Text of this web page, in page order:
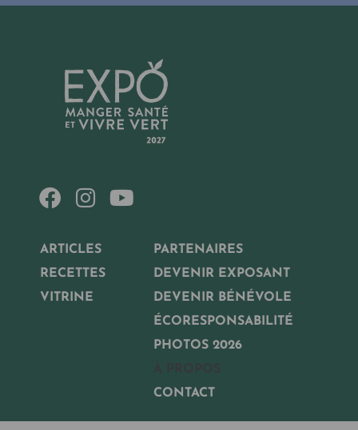
ARTICLES
RECETTES
VITRINE
PARTENAIRES
DEVENIR EXPOSANT
DEVENIR BÉNÉVOLE
ÉCORESPONSABILITÉ
PHOTOS 2026
CONTACT